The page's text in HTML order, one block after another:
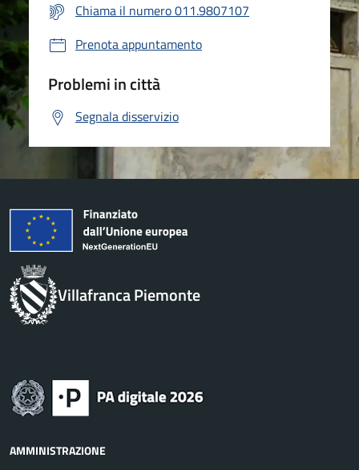
Chiama il numero 011.9807107
Prenota appuntamento
Problemi in città
Segnala disservizio
Villafranca Piemonte
AMMINISTRAZIONE